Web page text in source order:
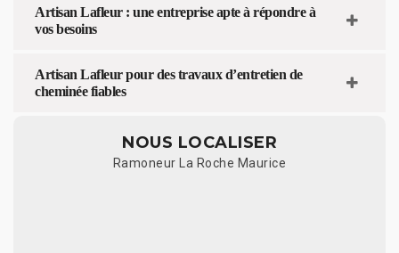
Artisan Lafleur : une entreprise apte à répondre à
vos besoins
Artisan Lafleur pour des travaux d’entretien de
cheminée fiables
NOUS LOCALISER
Ramoneur La Roche Maurice